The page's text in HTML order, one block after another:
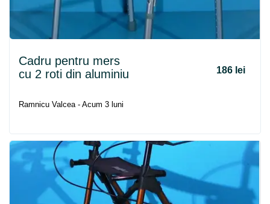
Cadru pentru mers
cu 2 roti din aluminiu
186 lei
Ramnicu Valcea - Acum 3 luni